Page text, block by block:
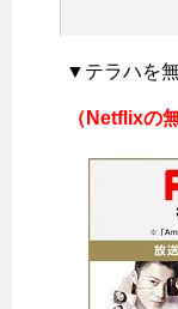
▼テラハを
（Netflixの